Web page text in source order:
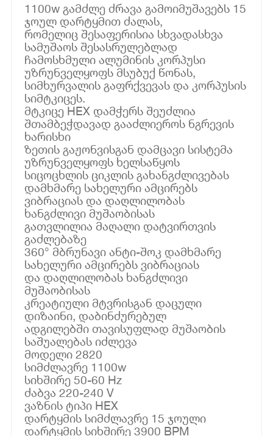
1100w გამძლე ძრავა გამოიმუშავებს 15
ჯოულ დარტყმით ძალას,
რომელიც შესაფერისია სხვადასხვა
სამუშაოს შესასრულებლად
ჩამოსხმული ალუმინის კორპუსი
უზრუნველყოფს მსუბუქ წონას,
სიმხურვალის გაფრქვევას და კორპუსის
სიმტკიცეს.
მტკიცე HEX დამჭერს შეუძლია
შთამბეჭდავად გააძლიეროს ნგრევის
ხარისხი
ზეთის გაჟონვისგან დამცავი სისტემა
უზრუნველყოფს ხელსაწყოს
სიცოცხლის ციკლის გახანგძლივებას
დამხმარე სახელური ამცირებს
ვიბრაციას და დაღლილობას
ხანგძლივი მუშაობისას
გათვლილია მაღალი დატვირთვის
გაძლებაზე
360° მბრუნავი ანტი-შოკ დამხმარე
სახელური ამცირებს ვიბრაციას
და დაღლილობას ხანგძლივი
მუშაობისას
კრეატიული მტვრისგან დაცული
დიზაინი, დაბინძურებულ
ადგილებში თავისუფლად მუშაობის
საშუალებას იძლევა
მოდელი 2820
სიმძლავრე 1100w
სიხშირე 50-60 Hz
ძაბვა 220-240 V
ვაზნის ტიპი HEX
დარტყმის სიმძლავრე 15 ჯოული
დარტყმის სიხშირე 3900 BPM